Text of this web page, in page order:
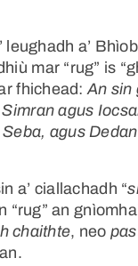
leughadh a’
mar “rug” is
fhichead:An sin
agus
agus
a’ ciallachadh “
“rug” an
chaithte, neo